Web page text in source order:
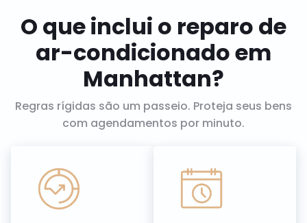
O que inclui o reparo de
ar-condicionado em
Manhattan?
Regras rígidas são um passeio. Proteja seus bens
com agendamentos por minuto.